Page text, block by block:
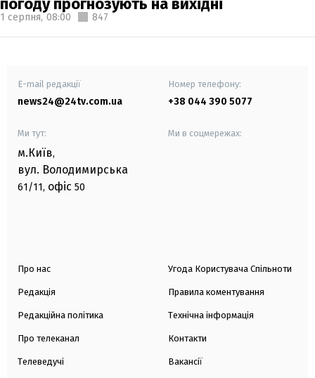
1 серпня, 08:00 847
E-mail редакції
news24@24tv.com.ua
Номер телефону:
+38 044 390 5077
Ми тут:
м.Київ,
вул. Володимирська
61/11, офіс 50
Ми в соцмережах:
Про нас
Редакція
Редакційна політика
Про телеканал
Телеведучі
Угода Користувача Спільноти
Правила коментування
Технічна інформація
Контакти
Вакансії